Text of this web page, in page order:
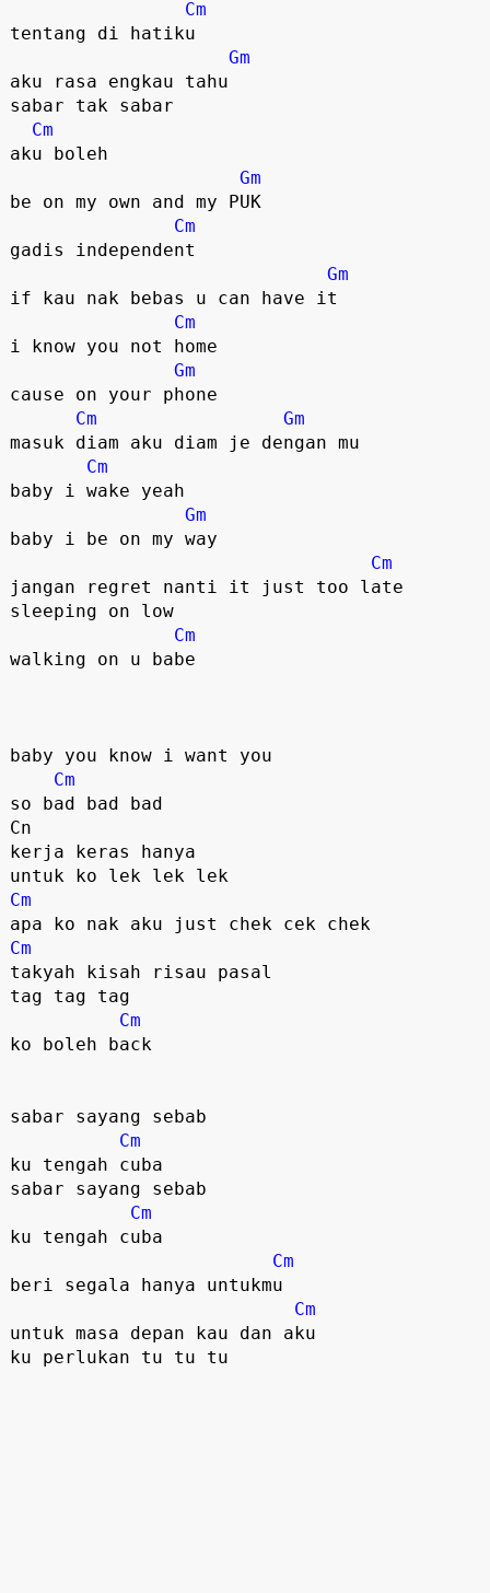
Cm
tentang di hatiku
Gm
aku rasa engkau tahu
sabar tak sabar
Cm
aku boleh
Gm
be on my own and my PUK
Cm
gadis independent
Gm
if kau nak bebas u can have it
Cm
i know you not home
Gm
cause on your phone
Cm
Gm
masuk diam aku diam je dengan mu
Cm
baby i wake yeah
Gm
baby i be on my way
Cm
jangan regret nanti it just too late
sleeping on low
Cm
walking on u babe
baby you know i want you
Cm
so bad bad bad
Cn
kerja keras hanya
untuk ko lek lek lek
Cm
apa ko nak aku just chek cek chek
Cm
takyah kisah risau pasal
tag tag tag
Cm
ko boleh back
sabar sayang sebab
Cm
ku tengah cuba
sabar sayang sebab
Cm
ku tengah cuba
Cm
beri segala hanya untukmu
Cm
untuk masa depan kau dan aku